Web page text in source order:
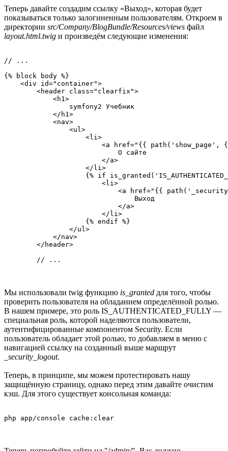
Теперь давайте создадим ссылку «Выход», которая будет
показываться только залогиненным пользователям. Откроем в
директории src/Company/BlogBundle/Resources/views файл
layout.html.twig и произведём следующие изменения:
// ...
{% block body %}
    <div id="container">
        <header class="clearfix">
            <h1>
                symfony2 Учебник
            </h1>
            <nav>
                <ul>
                    <li>
<a href="{{ path('show_page',
                            О сайте
                        </a>
                    </li>
{% if
                        <li>
<a href="{{
                                Выход
                            </a>
                        </li>
                    {% endif %}
                </ul>
            </nav>
        </header>
Мы использовали twig функцию is_granted для того, чтобы
проверить пользователя на обладанием определённой ролью.
В нашем примере, это роль IS_AUTHENTICATED_FULLY —
специальная роль, которой наделяются пользователи,
аутентифицированные компонентом Security. Если
пользователь обладает этой ролью, то добавляем в меню с
навигацией ссылку на созданный выше маршрут
_security_logout.
Теперь, в принципе, мы можем протестировать нашу
защищённую страницу, однако перед этим давайте очистим
кэш. Для этого существует консольная команда: